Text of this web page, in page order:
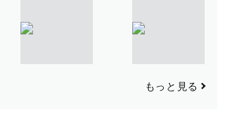
もっと見る